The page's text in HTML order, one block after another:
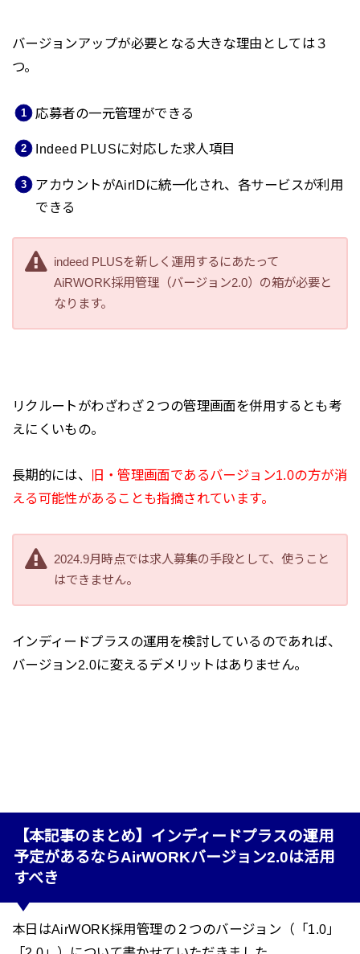
バージョンアップが必要となる大きな理由としては３
つ。
応募者の一元管理ができる
Indeed PLUSに対応した求人項目
アカウントがAirIDに統一化され、各サービスが利用
できる
indeed PLUSを新しく運用するにあたって
AiRWORK採用管理（バージョン2.0）の箱が必要と
なります。
リクルートがわざわざ２つの管理画面を併用するとも考
えにくいもの。
長期的には、
旧・管理画面であるバージョン1.0の方が消
える可能性があることも指摘されています。
2024.9月時点では求人募集の手段として、使うこと
はできません。
インディードプラスの運用を検討しているのであれば、
バージョン2.0に変えるデメリットはありません。
【本記事のまとめ】インディードプラスの運用
予定があるならAirWORKバージョン2.0は活用
すべき
本日はAirWORK採用管理の２つのバージョン（「1.0」